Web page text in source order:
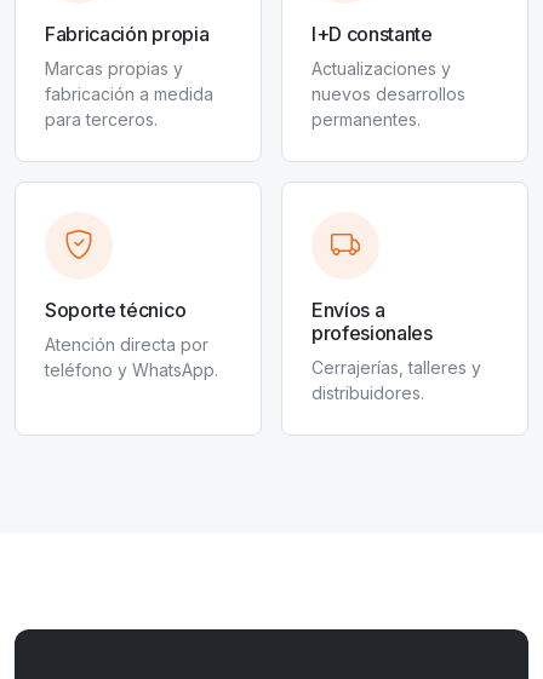
Fabricación propia
Marcas propias y
fabricación a medida
para terceros.
I+D constante
Actualizaciones y
nuevos desarrollos
permanentes.
Soporte técnico
Atención directa por
teléfono y WhatsApp.
Envíos a
profesionales
Cerrajerías, talleres y
distribuidores.